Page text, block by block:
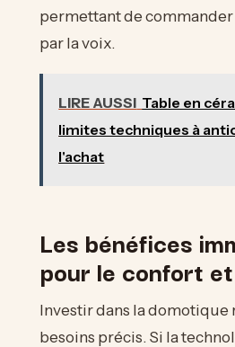
permettant de
par la voix.
LIRE AUSSI Table en
limites techniques à
l'achat
Les bénéfices
pour le confort
Investir dans la domotique
besoins précis. Si la